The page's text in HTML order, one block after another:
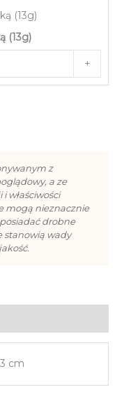
(13g)
+
z
a ze
właściwości
mogą nieznacznie
drobne
stanowią wady
cm